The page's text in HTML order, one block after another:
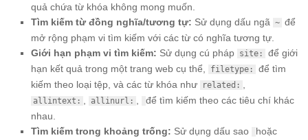
quả chứa từ khóa không mong muốn.
Tìm kiếm từ đồng nghĩa/tương tự: Sử dụng dấu ngã ~ để
mở rộng phạm vi tìm kiếm với các từ có nghĩa tương tự.
Giới hạn phạm vi tìm kiếm: Sử dụng cú pháp site:
để giới
hạn kết quả trong một trang web cụ thể,
filetype:
để tìm
kiếm theo loại tệp, và các từ khóa như
related:
allintext: allinurl:
để tìm kiếm theo các tiêu chí khác
nhau.
Tìm kiếm trong khoảng trống: Sử dụng dấu sao
hoặc